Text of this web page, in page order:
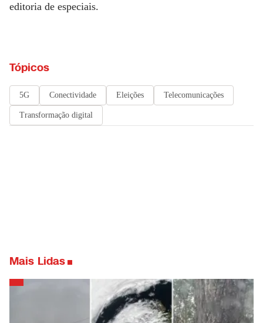
editoria de especiais.
Tópicos
5G Conectividade Eleições Telecomunicações
Transformação digital
Mais Lidas